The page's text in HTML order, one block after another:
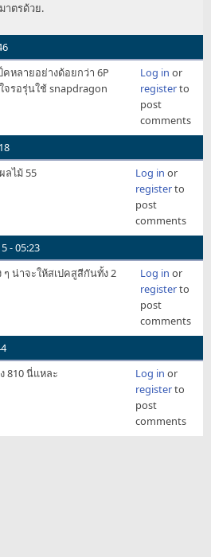
าตรด้วย.
คหลายอย่างด้อยกว่า 6P
จรอรุ่นใช้ snapdragon
Log in or
registerto
post
comments
ลไม้ 55
Log in or
registerto
post
comments
- 05:23
ๆ น่าจะให้สเปคสูสีกันทั้ง 2
Log in or
registerto
post
comments
810 นี่แหละ
Log in or
registerto
post
comments